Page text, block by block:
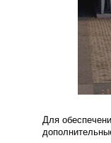
Для